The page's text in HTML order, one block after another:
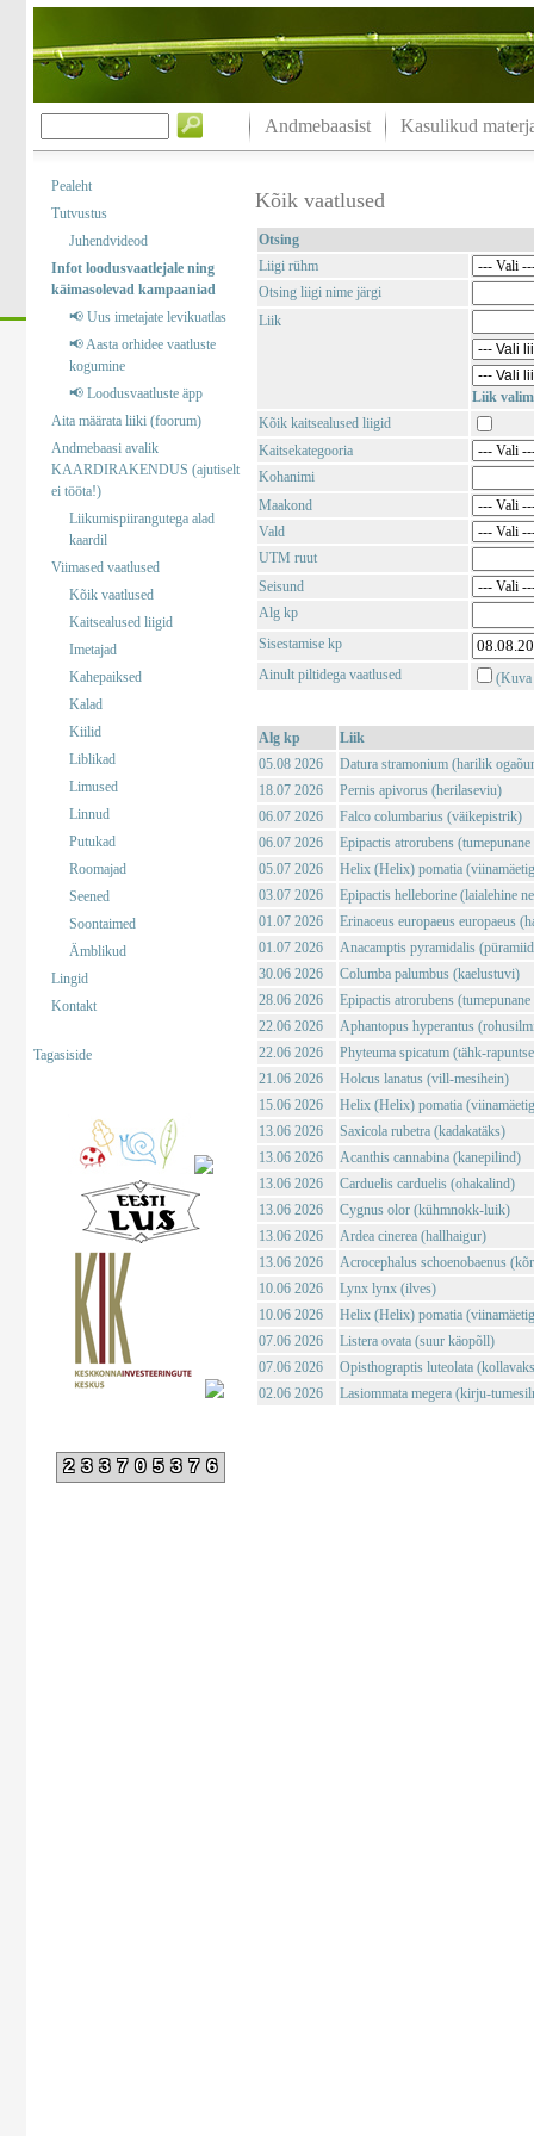
Andmebaasist Kasulikud
Pealeht
Tutvustus
Juhendvideod
Infot loodusvaatlejale ning
käimasolevad kampaaniad
📢 Uus imetajate levikuatlas
📢 Aasta orhidee vaatluste
kogumine
📢 Loodusvaatluste äpp
Aita määrata liiki (foorum)
Andmebaasi avalik
KAARDIRAKENDUS (ajutiselt
ei tööta!)
Liikumispiirangutega alad
kaardil
Viimased vaatlused
Kõik vaatlused
Kaitsealused liigid
Imetajad
Kahepaiksed
Kalad
Kiilid
Liblikad
Limused
Linnud
Putukad
Roomajad
Seened
Soontaimed
Ämblikud
Lingid
Kontakt
Tagasiside
233705376
Kõik vaatlused
Otsing
Liigi rühm
Otsing liigi nime järgi
Liik
Liik
Kõik kaitsealused liigid
Kaitsekategooria
Kohanimi
Maakond
Vald
UTM ruut
Seisund
Alg kp
Sisestamise kp
Ainult piltidega vaatlused
(Kuva
Alg kp
Liik
05.08 2026
Datura stramonium (harilik
18.07 2026
Pernis apivorus (herilaseviu)
06.07 2026
Falco columbarius (väikepistrik)
06.07 2026
Epipactis atrorubens
05.07 2026
Helix (Helix) pomatia
03.07 2026
Epipactis helleborine (laialehine
01.07 2026
Erinaceus europaeus europaeus
01.07 2026
Anacamptis pyramidalis
30.06 2026
Columba palumbus (kaelustuvi)
28.06 2026
Epipactis atrorubens
22.06 2026
Aphantopus hyperantus
22.06 2026
Phyteuma spicatum (tähk-
21.06 2026
Holcus lanatus (vill-mesihein)
15.06 2026
Helix (Helix) pomatia
13.06 2026
Saxicola rubetra (kadakatäks)
13.06 2026
Acanthis cannabina (kanepilind)
13.06 2026
Carduelis carduelis (ohakalind)
13.06 2026
Cygnus olor (kühmnokk-luik)
13.06 2026
Ardea cinerea (hallhaigur)
13.06 2026
Acrocephalus schoenobaenus
10.06 2026
Lynx lynx (ilves)
10.06 2026
Helix (Helix) pomatia
07.06 2026
Listera ovata (suur käopõll)
07.06 2026
Opisthograptis luteolata
02.06 2026
Lasiommata megera (kirju-